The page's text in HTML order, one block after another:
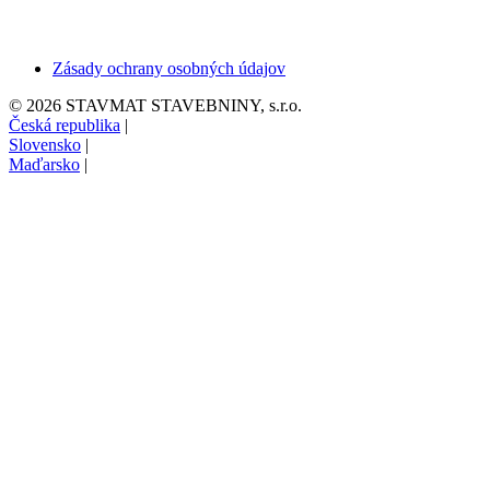
Zásady ochrany osobných údajov
© 2026 STAVMAT STAVEBNINY, s.r.o.
Česká republika |
Slovensko |
Maďarsko |